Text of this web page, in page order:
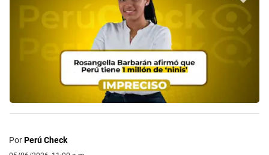
PorPerú Check